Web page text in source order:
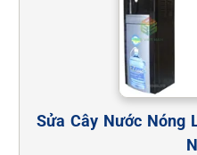
Sửa Cây Nước Nóng